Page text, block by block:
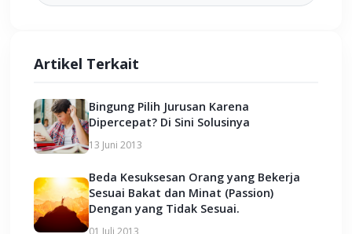
Artikel Terkait
Bingung Pilih Jurusan Karena
Dipercepat? Di Sini Solusinya
13 Juni 2013
Beda Kesuksesan Orang yang Bekerja
Sesuai Bakat dan Minat (Passion)
Dengan yang Tidak Sesuai.
01 Juli 2013